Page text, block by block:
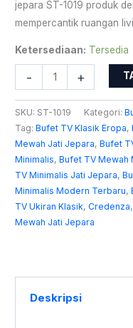
jepara ST-1019 produk
mempercantik ruangan
Ketersediaan: Tersedia
-
1019
+
SKU: ST-1019 Kategori:
Tag:Bufet TV Klasik Eropa,
Mewah Jati Jepara,Bufet
Minimalis,Bufet TV Mewah
TV Minimalis Jati Jepara,
Minimalis Modern Terbaru,
TV Ukiran Klasik,Credenza
Mewah Jati Jepara
Deskripsi